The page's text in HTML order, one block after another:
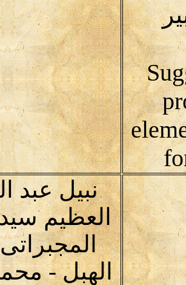
نبيل عبد
العظيم
الهبل -